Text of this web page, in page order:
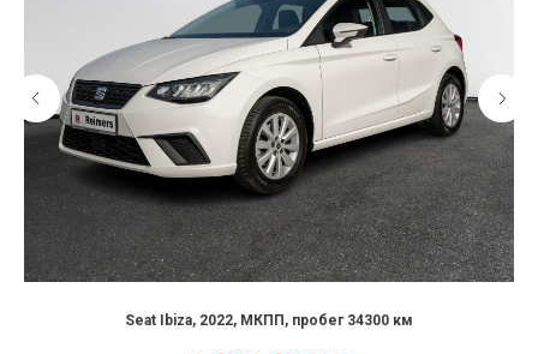
Seat Ibiza, 2022, МКПП, пробег 34300 км